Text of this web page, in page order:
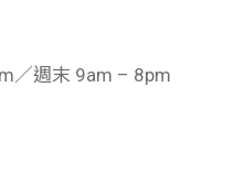
／週末 9am – 8pm